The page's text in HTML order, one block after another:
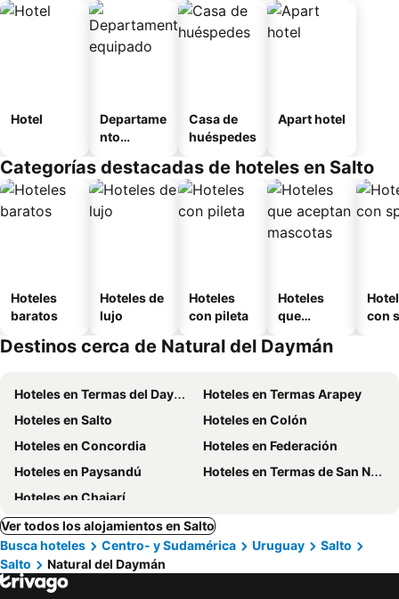
Hotel
Departame
nto
Casa de
huéspedes
Apart hotel
Categorías destacadas de hoteles en Salto
Hoteles
baratos
Hoteles de
lujo
Hoteles
con pileta
Hoteles
que
mascotas
con
Destinos cerca de Natural del Daymán
Hoteles en Termas del Dayman
Hoteles en Termas Arapey
Hoteles en Salto
Hoteles en Colón
Hoteles en Concordia
Hoteles en Federación
Hoteles en Paysandú
Hoteles en Termas de San Nicanor
Hoteles en Chajarí
Ver todos los alojamientos en Salto
Busca hoteles
Centro- y Sudamérica Uruguay
Salto
Salto
Natural del Daymán